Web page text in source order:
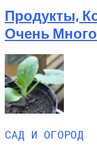
Продукты,
Очень
САД И ОГОРОД